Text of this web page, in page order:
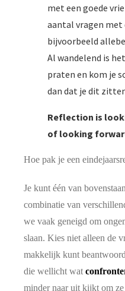
met een goede
aantal vragen met
bijvoorbeeld
Al wandelend is
praten en kom je
dan dat je dit
Reflection is
of looking
Hoe pak je een
Je kunt één van
combinatie van
we vaak geneigd om
slaan. Kies niet alleen de
makkelijk kunt
die wellicht wat
minder naar uit kijkt om